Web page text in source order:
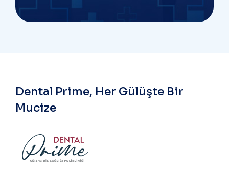
Dental Prime, Her Gülüşte Bir
Mucize